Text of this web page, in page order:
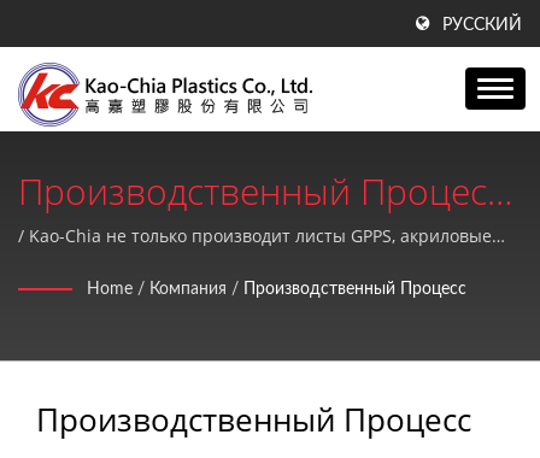
РУССКИЙ
Производственный Процесс
| Производитель
Пластиковых Листов GPPS,
Chia Plastics Co., Ltd.
/ Kao-Chia не только производит листы GPPS, акриловые
качество и идеальное послепродажное обслуживание.
Home / Компания / Производственный Процесс
Производственный Процесс